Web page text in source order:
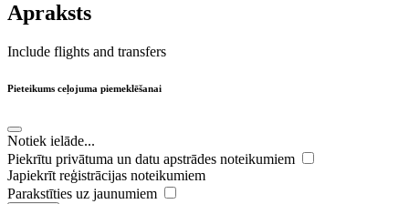
Apraksts
Include flights and transfers
Pieteikums ceļojuma piemeklēšanai
Notiek ielāde...
Piekrītu privātuma un datu apstrādes noteikumiem
Japiekrīt reģistrācijas noteikumiem
Parakstīties uz jaunumiem